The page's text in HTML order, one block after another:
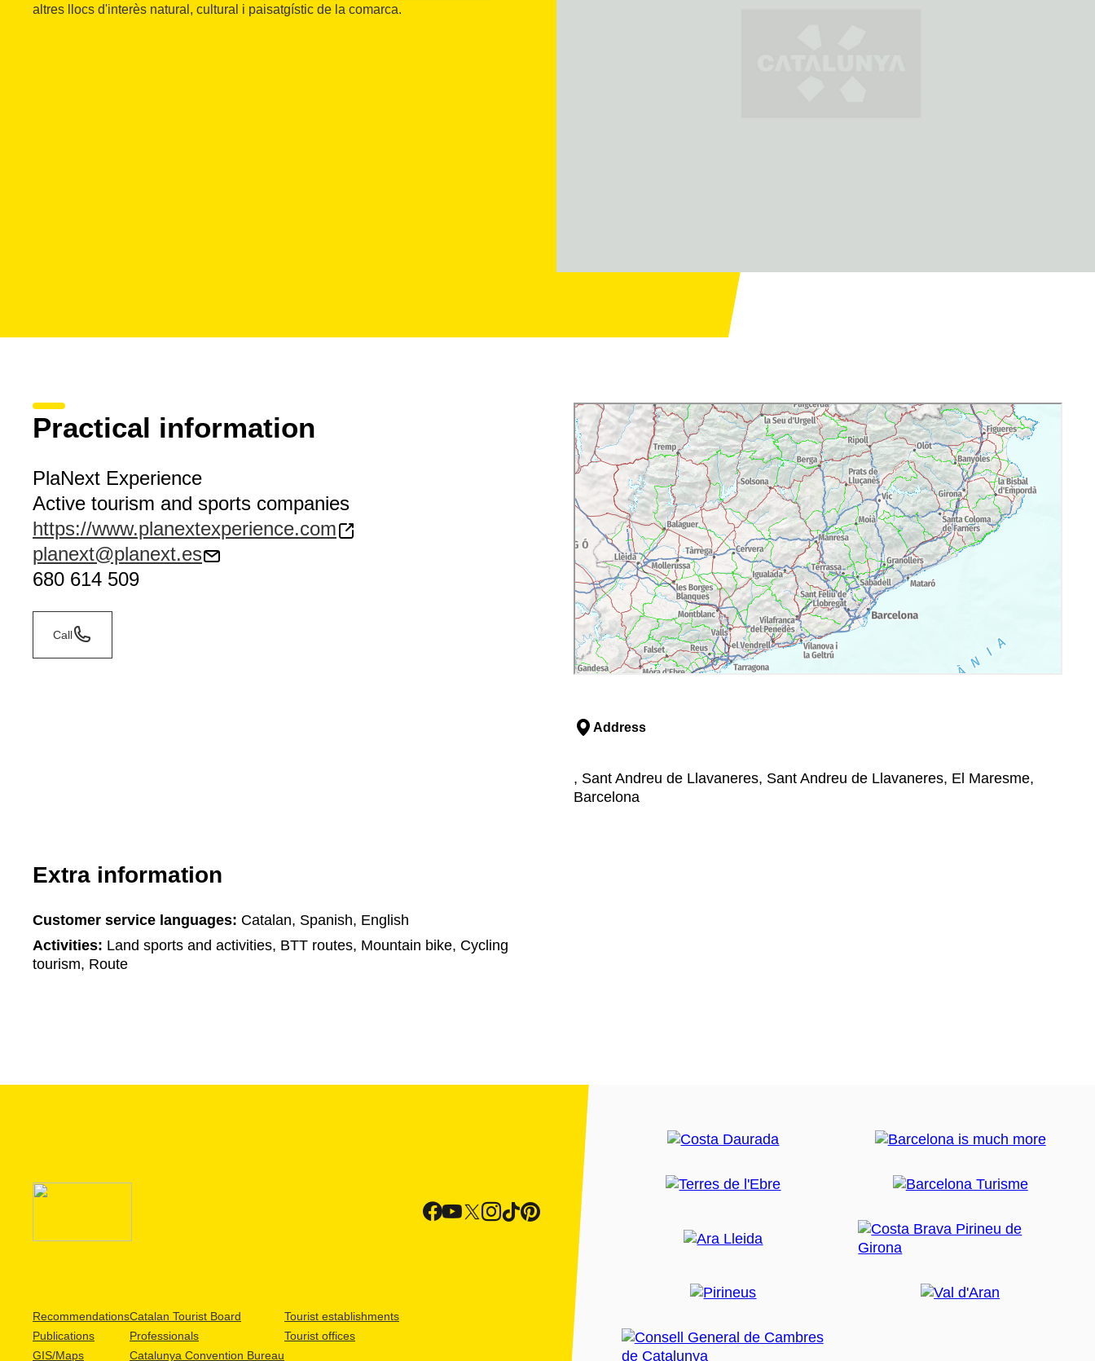
altres llocs d'interès natural, cultural i paisatgístic de la comarca.
Practical information
PlaNext Experience
Active tourism and sports companies
https://www.planextexperience.com
planext@planext.es
680 614 509
Call
Address
, Sant Andreu de Llavaneres, Sant Andreu de Llavaneres, El Maresme,
Barcelona
Extra information
Customer service languages: Catalan, Spanish, English
Activities: Land sports and activities, BTT routes, Mountain bike, Cycling
tourism, Route
Recommendations
Publications
GIS/Maps
Catalan Tourist Board
Professionals
Catalunya Convention Bureau
Tourist establishments
Tourist offices